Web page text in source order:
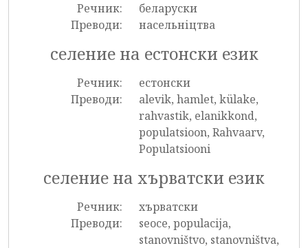
Речник:
беларуски
Преводи:
насельніцтва
селение на естонски език
Речник:
естонски
Преводи:
alevik, hamlet, külake,
rahvastik, elanikkond,
populatsioon, Rahvaarv,
Populatsiooni
селение на хърватски език
Речник:
хърватски
Преводи:
seoce, populacija,
stanovništvo, stanovništva,